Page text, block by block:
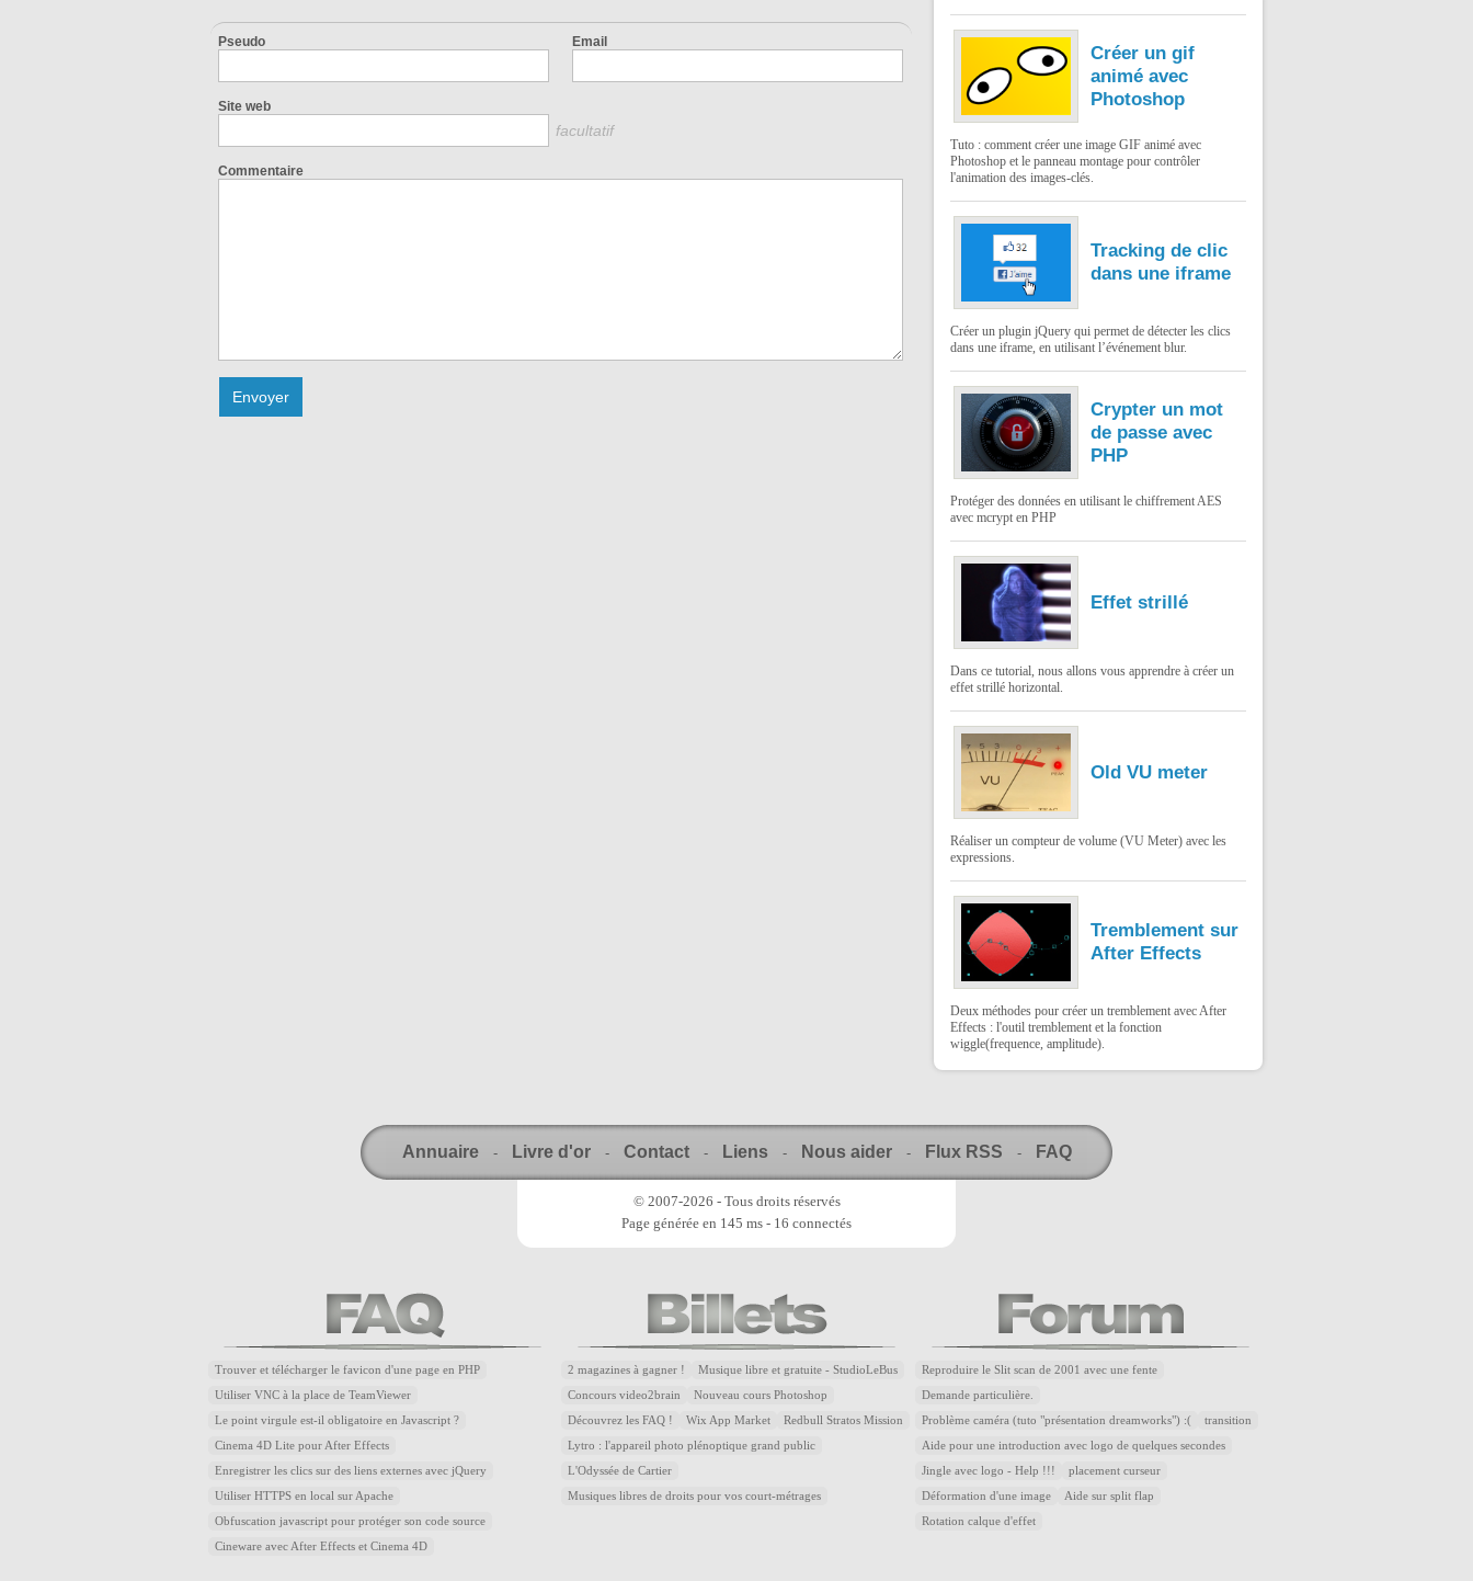
Pseudo Email
Site web
facultatif
Commentaire
Créer un gif
animé avec
Photoshop
Tuto : comment créer une image GIF animé avec
Photoshop et le panneau montage pour contrôler
l'animation des images-clés.
Tracking de clic
dans une iframe
Créer un plugin jQuery qui permet de détecter les clics
dans une iframe, en utilisant l’événement blur.
Crypter un mot
de passe avec
PHP
Protéger des données en utilisant le chiffrement AES
avec mcrypt en PHP
Effet strillé
Dans ce tutorial, nous allons vous apprendre à créer un
effet strillé horizontal.
Old VU meter
Réaliser un compteur de volume (VU Meter) avec les
expressions.
Tremblement sur
After Effects
Deux méthodes pour créer un tremblement avec After
Effects : l'outil tremblement et la fonction
wiggle(frequence, amplitude).
Annuaire - Livre d'or - Contact - Liens - Nous aider - Flux RSS - FAQ
© 2007-2026 - Tous droits réservés
Page générée en 145 ms - 16 connectés
Trouver et télécharger le favicon d'une page en PHP
Utiliser VNC à la place de TeamViewer
Le point virgule est-il obligatoire en Javascript ?
Cinema 4D Lite pour After Effects
Enregistrer les clics sur des liens externes avec jQuery
Utiliser HTTPS en local sur Apache
Obfuscation javascript pour protéger son code source
Cineware avec After Effects et Cinema 4D
2 magazines à gagner ! Musique libre et gratuite - StudioLeBus
Concours video2brain Nouveau cours Photoshop
Découvrez les FAQ ! Wix App Market Redbull Stratos Mission
Lytro : l'appareil photo plénoptique grand public
L'Odyssée de Cartier
Musiques libres de droits pour vos court-métrages
Reproduire le Slit scan de 2001 avec une fente
Demande particulière.
Problème caméra (tuto "présentation dreamworks") :( transition
Aide pour une introduction avec logo de quelques secondes
Jingle avec logo - Help !!! placement curseur
Déformation d'une image Aide sur split flap
Rotation calque d'effet